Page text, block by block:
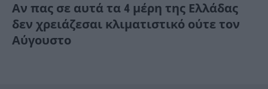
Αν πας σε αυτά τα 4 μέρη της Ελλάδας
δεν χρειάζεσαι κλιματιστικό ούτε τον
Αύγουστο